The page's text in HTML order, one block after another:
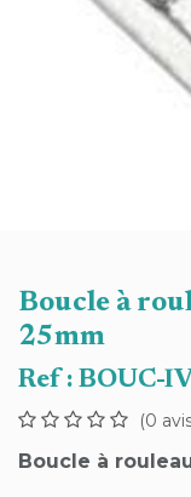
Boucle à
25mm
Ref : BOUC-
(0
Boucle à